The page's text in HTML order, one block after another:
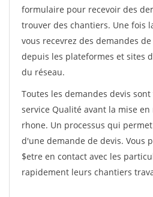
formulaire pour recevoir des
trouver des chantiers. Une fois
vous recevrez des demandes
depuis les plateformes et sites
du réseau.
Toutes les demandes devis
service Qualité avant la mise
rhone. Un processus qui
d'une demande de devis. Vous
$etre en contact avec les
rapidement leurs chantiers